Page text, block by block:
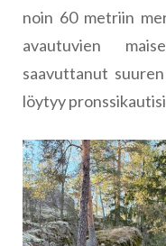
noin 60 metriin
avautuvien
saavuttanut
löytyy